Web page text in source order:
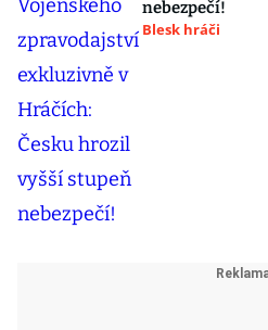
nebezpečí!
Blesk hráči